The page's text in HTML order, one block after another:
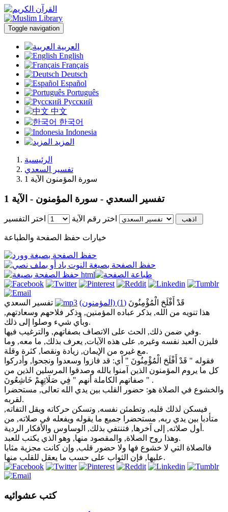
Toggle navigation
العربية
English
Français
Deutsch
Español
Português
Русский
中文
한국어
Indonesia
المزيد
الرئيسية
تفسير السعدي
سورة المؤمنون الآية 1
تفسير السعدي - سورة المؤمنون - الآية 1
اختر رقم الآية اختر التفسير
خيارات حفظ الصفحة والطباعة
قَدْ أَفْلَحَ الْمُؤْمِنُونَ (1) (المؤمنون)
تفسير السعدي
هذا تنويه من الله, بذكر عباده المؤمنين, وذكر فلاحهم وسعادتهم,
وبأي شيء وصلوا إلى ذلك.
وفي ضمن ذلك, الحث على الاتصاف بصفاتهم, والترغيب فيها.
فليزن العبد نفسه وغيره, على هذه الآيات, يعرف بذلك, ما معه, وما
مع غيره من الإيمان, زيادة ونقصا, كثرة وقلة.
فقوله " قَدْ أَفْلَحَ الْمُؤْمِنُونَ " أي: قد فازوا وسعدوا ونجحوا, وأدركوا
كل ما يروم المؤمنون الذين آمنوا بالله وصدقوا المرسلين الذين من
صفاتهم الكاملة أنهم " فِي صَلَاتِهِمْ خَاشِعُونَ " .
والخشوع في الصلاة هو: حضور القلب بين يدي الله تعالى, مستحضرا
لقربه.
فيسكن لذلك قلبه, وتطمئن نفسه, وتسكن حركاته ويقل التفاته,
متأدبا بين يدي ربه, مستحضرا جميع ما يقوله ويفعله في صلاته, من
أول صلاته, إلى آخرها, فتنتفي بذلك, الوساوس والأفكار الردية.
وهذا روح الصلاة, والمقصود منها, وهو الذي يكتب للعبد.
فالصلاة التي لا خشوع فها ولا حضور قلب, وإن كانت مجزية مثابا
عليها, فإن الثواب على حسب ما يعقل للقلب منها.
كتب عشوائيه